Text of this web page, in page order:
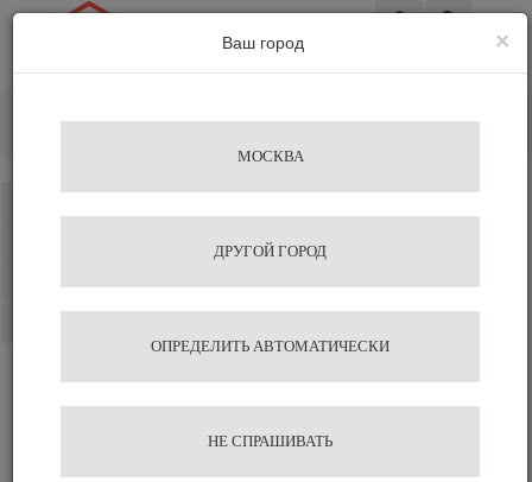
×
Ваш город
МОСКВА
ДРУГОЙ ГОРОД
ОПРЕДЕЛИТЬ АВТОМАТИЧЕСКИ
НЕ СПРАШИВАТЬ